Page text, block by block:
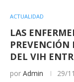
ACTUALIDAD
LAS
PREVENCIÓN
DEL VIH
por Admin 29/